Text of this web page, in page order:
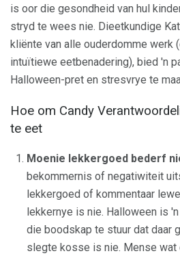
is oor die gesondheid van hul
stryd te wees nie. Dieetkundige
kliënte van alle ouderdomme werk
intuïtiewe eetbenadering), bied 'n
Halloween-pret en stresvrye te
Hoe om Candy
te eet
Moenie lekkergoed bederf
bekommernis of negatiwiteit
lekkergoed of kommentaar
lekkernye is nie. Halloween is
die boodskap te stuur dat daar
slegte kosse is nie. Mense